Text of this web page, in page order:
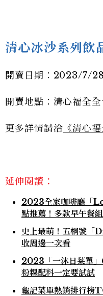
清心冰沙系列飲
開賣日期：2023/7/28
開賣地點：清心福全
更多詳情請洽 《清心
延伸閱讀：
2023全家咖啡廳「
點推薦！多款早午餐
史上最萌！五桐號「
收周邊一次看
2023「一沐日菜單」
粉粿配料一定要試試
龜記菜單熱銷排行榜